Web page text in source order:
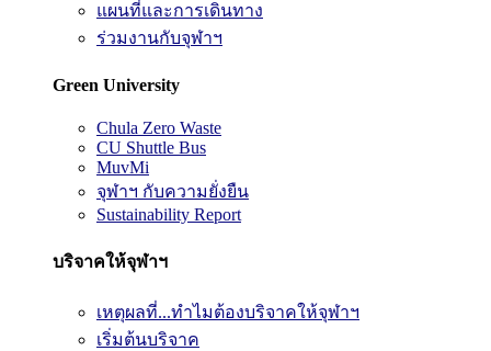
แผนที่และการเดินทาง
ร่วมงานกับจุฬาฯ
Green University
Chula Zero Waste
CU Shuttle Bus
MuvMi
จุฬาฯ กับความยั่งยืน
Sustainability Report
บริจาคให้จุฬาฯ
เหตุผลที่...ทำไมต้องบริจาคให้จุฬาฯ
เริ่มต้นบริจาค